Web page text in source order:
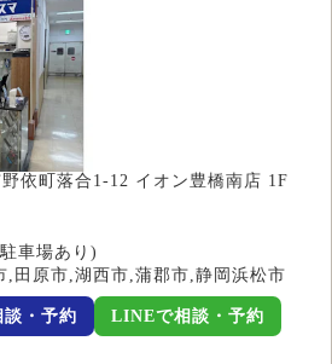
依町落合1-12 イオン豊橋南店 1F
車場あり)
,田原市,湖西市,蒲郡市,静岡浜松市
談・予約 LINEで相談・予約